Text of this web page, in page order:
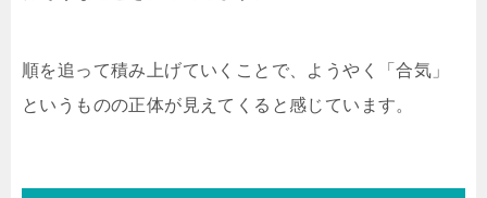
順を追って積み上げていくことで、ようやく「合気」
というものの正体が見えてくると感じています。